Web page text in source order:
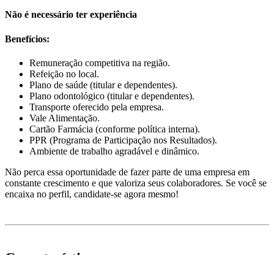
Não é necessário ter experiência
Benefícios:
Remuneração competitiva na região.
Refeição no local.
Plano de saúde (titular e dependentes).
Plano odontológico (titular e dependentes).
Transporte oferecido pela empresa.
Vale Alimentação.
Cartão Farmácia (conforme política interna).
PPR (Programa de Participação nos Resultados).
Ambiente de trabalho agradável e dinâmico.
Não perca essa oportunidade de fazer parte de uma empresa em
constante crescimento e que valoriza seus colaboradores. Se você se
encaixa no perfil, candidate-se agora mesmo!